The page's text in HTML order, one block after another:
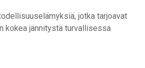
jotka tarjoavat
kokea jännitystä turvallisessa